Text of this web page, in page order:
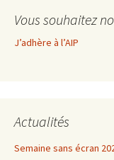
Vous souhaitez
J’adhère à l’AIP
Actualités
Semaine sans écran